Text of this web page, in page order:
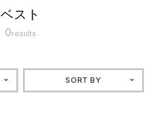
ベスト
0results
SORT BY